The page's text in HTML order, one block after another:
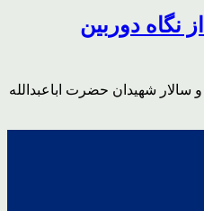
نگاه دوربین
شهیدان حضرت اباعبدالله